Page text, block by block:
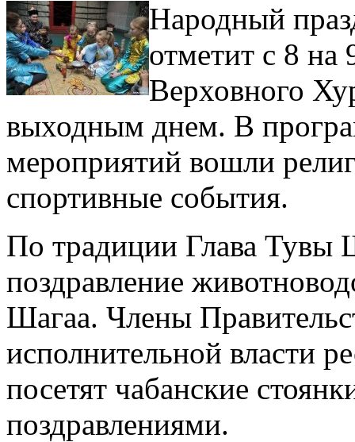
Народный
отметит с 8
Верховного
выходным днем. В
мероприятий вошли
спортивные события.
По традиции Глава Тувы
поздравление
Шагаа. Члены
исполнительной власти
посетят чабанские
поздравлениями.